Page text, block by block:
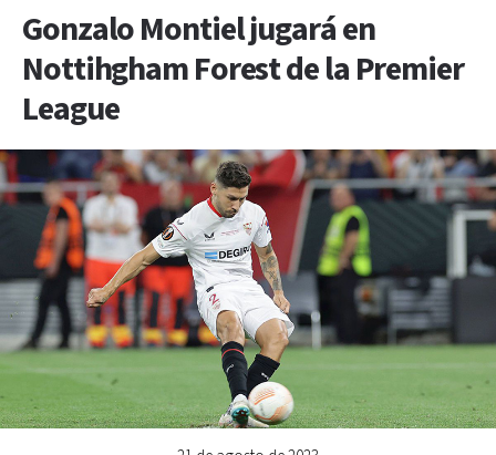
Gonzalo Montiel jugará en
Nottihgham Forest de la Premier
League